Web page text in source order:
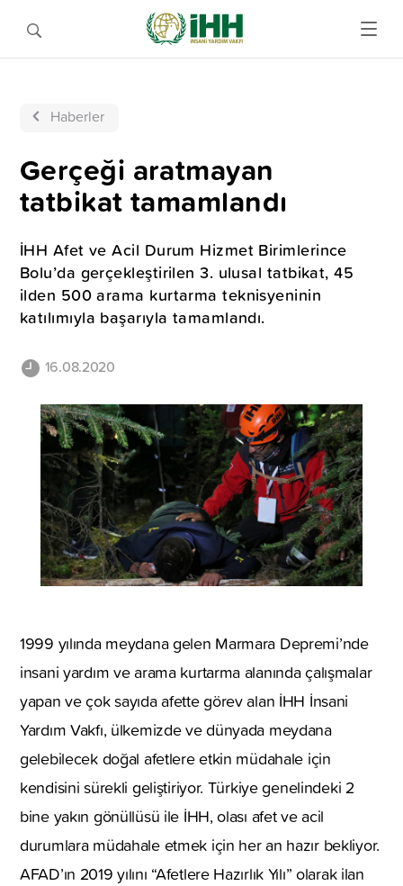
Haberler
Gerçeği aratmayan
tatbikat tamamlandı
İHH Afet ve Acil Durum Hizmet Birimlerince
Bolu’da gerçekleştirilen 3. ulusal tatbikat, 45
ilden 500 arama kurtarma teknisyeninin
katılımıyla başarıyla tamamlandı.
16.08.2020
1999 yılında meydana gelen Marmara Depremi’nde
insani yardım ve arama kurtarma alanında çalışmalar
yapan ve çok sayıda afette görev alan İHH İnsani
Yardım Vakfı, ülkemizde ve dünyada meydana
gelebilecek doğal afetlere etkin müdahale için
kendisini sürekli geliştiriyor. Türkiye genelindeki 2
bine yakın gönüllüsü ile İHH, olası afet ve acil
durumlara müdahale etmek için her an hazır bekliyor.
AFAD’ın 2019 yılını “Afetlere Hazırlık Yılı” olarak ilan